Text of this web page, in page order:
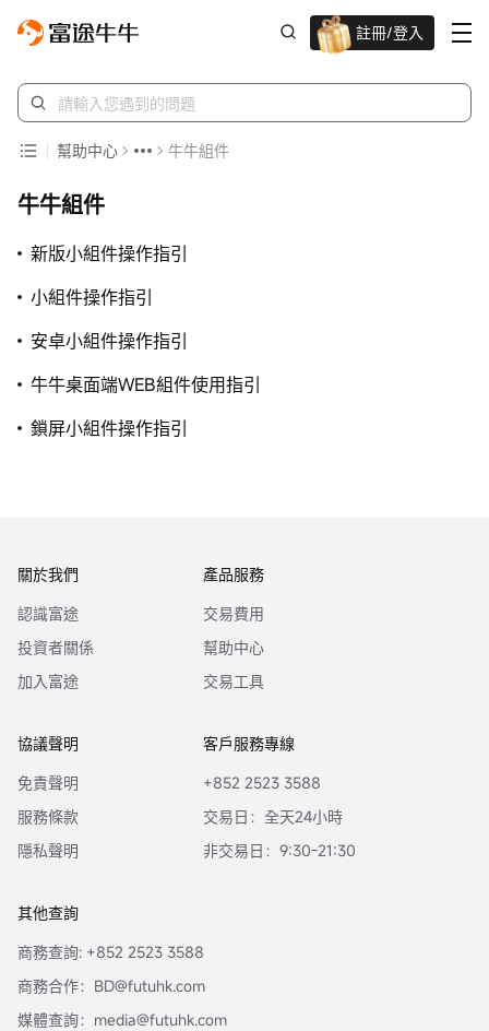
註冊/登入
高達過千蚊獎賞
幫助中心 牛牛組件
牛牛組件
新版小組件操作指引
小組件操作指引
安卓小組件操作指引
牛牛桌面端WEB組件使用指引
鎖屏小組件操作指引
關於我們
認識富途
投資者關係
加入富途
產品服務
交易費用
幫助中心
交易工具
協議聲明
免責聲明
服務條款
隱私聲明
客戶服務專線
+852 2523 3588
交易日：全天24小時
非交易日：9:30-21:30
其他查詢
商務查詢: +852 2523 3588
商務合作：BD@futuhk.com
媒體查詢：media@futuhk.com